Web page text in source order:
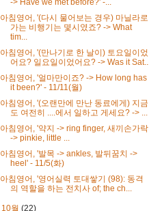
아침영어, '(다시 물어보는 경우) 마닐라로
가는 비행기는 몇시였죠? -> What
tim...
아침영어, '(만나기로 한 날이) 토요일이었
어요? 일요일이었어요? -> Was it Sat...
아침영어, '얼마만이죠? -> How long has
it been?' - 11/11(월)
아침영어, '(오랜만에 만난 동료에게) 지금
도 여전히 ....에서 일하고 게세요? -> ...
아침영어, '약지 -> ring finger, 새끼손가락
-> pinkie, little ...
아침영어, '발목 -> ankles, 발뒤꿈치 ->
heel' - 11/5(화)
아침영어, '영어실력 토대쌓기 (98): 동격
의 역할을 하는 전치사 of; the ch...
10월(22)